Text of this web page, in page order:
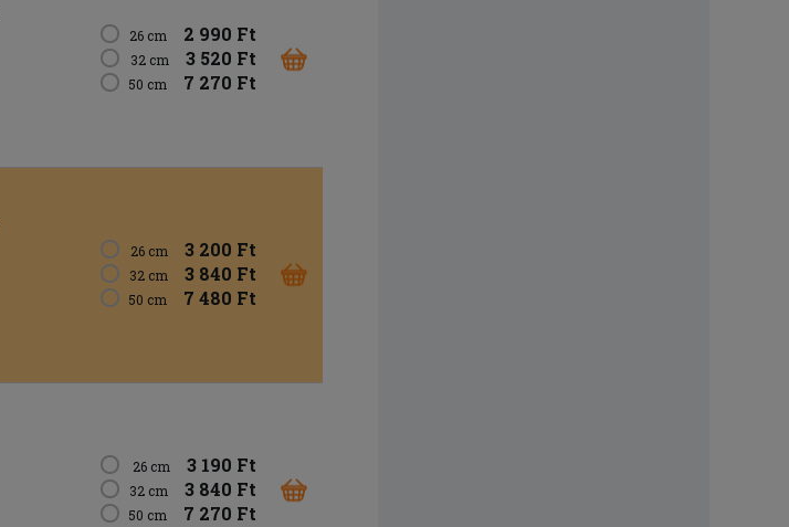
26 cm 2 990 Ft
32 cm 3 520 Ft
50 cm 7 270 Ft
26 cm 3 200 Ft
32 cm 3 840 Ft
50 cm 7 480 Ft
26 cm 3 190 Ft
32 cm 3 840 Ft
50 cm 7 270 Ft